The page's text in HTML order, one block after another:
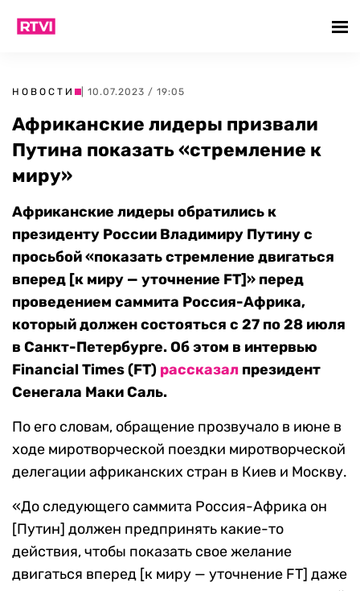
НОВОСТИ | 10.07.2023 / 19:05
Африканские лидеры призвали
Путина показать «стремление к
миру»
Африканские лидеры обратились к
президенту России Владимиру Путину с
просьбой «показать стремление двигаться
вперед [к миру — уточнение FT]» перед
проведением саммита Россия-Африка,
который должен состояться с 27 по 28 июля
в Санкт-Петербурге. Об этом в интервью
FinancialTimes (FT) рассказал президент
Сенегала Маки Саль.
По его словам, обращение прозвучало в июне в
ходе миротворческой поездки миротворческой
делегации африканских стран в Киев и Москву.
«До следующего саммита Россия-Африка он
[Путин] должен предпринять какие-то
действия, чтобы показать свое желание
двигаться вперед [к миру — уточнение FT] даже